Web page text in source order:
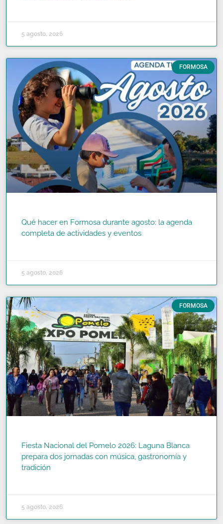
5 agosto, 2026
FORMOSA
Qué hacer en Formosa durante agosto: la agenda
completa de actividades y eventos
5 agosto, 2026
FORMOSA
Fiesta Nacional del Pomelo 2026: Laguna Blanca
prepara dos jornadas con música, gastronomía y
tradición
5 agosto, 2026